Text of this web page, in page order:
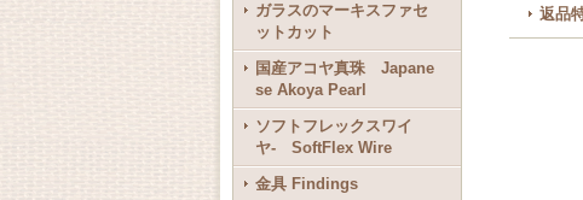
ガラスのマーキスファセ
ットカット
国産アコヤ真珠 Japane
se Akoya Pearl
ソフトフレックスワイ
ヤ- SoftFlex Wire
金具 Findings
返品